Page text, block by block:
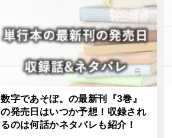
数字であそぼ。の最新刊『3巻』
の発売日はいつか予想！収録され
るのは何話かネタバレも紹介！